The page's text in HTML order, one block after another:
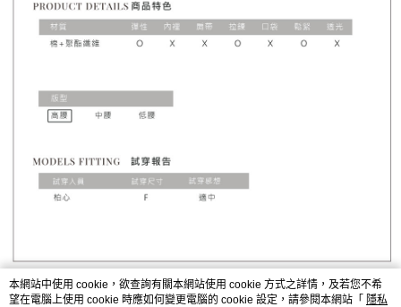
本網站中使用 cookie，欲查詢有關本網站使用 cookie 方式之詳情，及若您不希
望在電腦上使用 cookie 時應如何變更電腦的 cookie 設定，請參閱本網站「 隱私